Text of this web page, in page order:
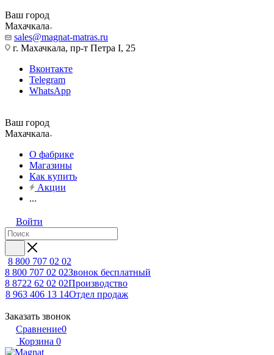
Ваш город
Махачкала
sales@magnat-matras.ru
г. Махачкала, пр-т Петра I, 25
Вконтакте
Telegram
WhatsApp
Ваш город
Махачкала
О фабрике
Магазины
Как купить
Акции
...
Войти
8 800 707 02 02
8 800 707 02 02Звонок бесплатный
8 8722 62 02 02Производство
8 963 406 13 14Отдел продаж
Заказать звонок
Сравнение0
Корзина 0